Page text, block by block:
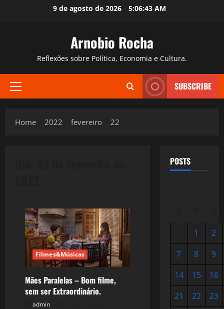
9 de agosto de 2026 5:06:44 AM
Arnobio Rocha
Reflexões sobre Política, Economia e Cultura.
Primary
SUBSCRIBE
Home 2022 fevereiro 22
Filmes&Músicas
Mães Paralelas – Bom filme,
sem ser Extraordinário.
admin
POSTS
1
2
7
8
9
14
15
16
21
22
23